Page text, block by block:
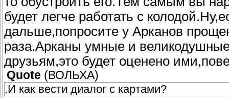
будет легче работать с
дальше,попросите у Арканов
раза.Арканы умные и
друзьям,это будет оценено
Quote ( ВОЛЬХА)
.И как вести диалог с картами?